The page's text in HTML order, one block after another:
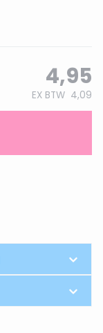
4,95
EX BTW 4,09